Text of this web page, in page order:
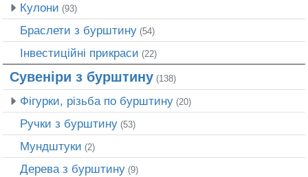
Кулони (93)
Браслети з бурштину (54)
Інвестиційні прикраси (22)
Сувеніри з бурштину (138)
Фігурки, різьба по бурштину (20)
Ручки з бурштину (53)
Мундштуки (2)
Дерева з бурштину (9)